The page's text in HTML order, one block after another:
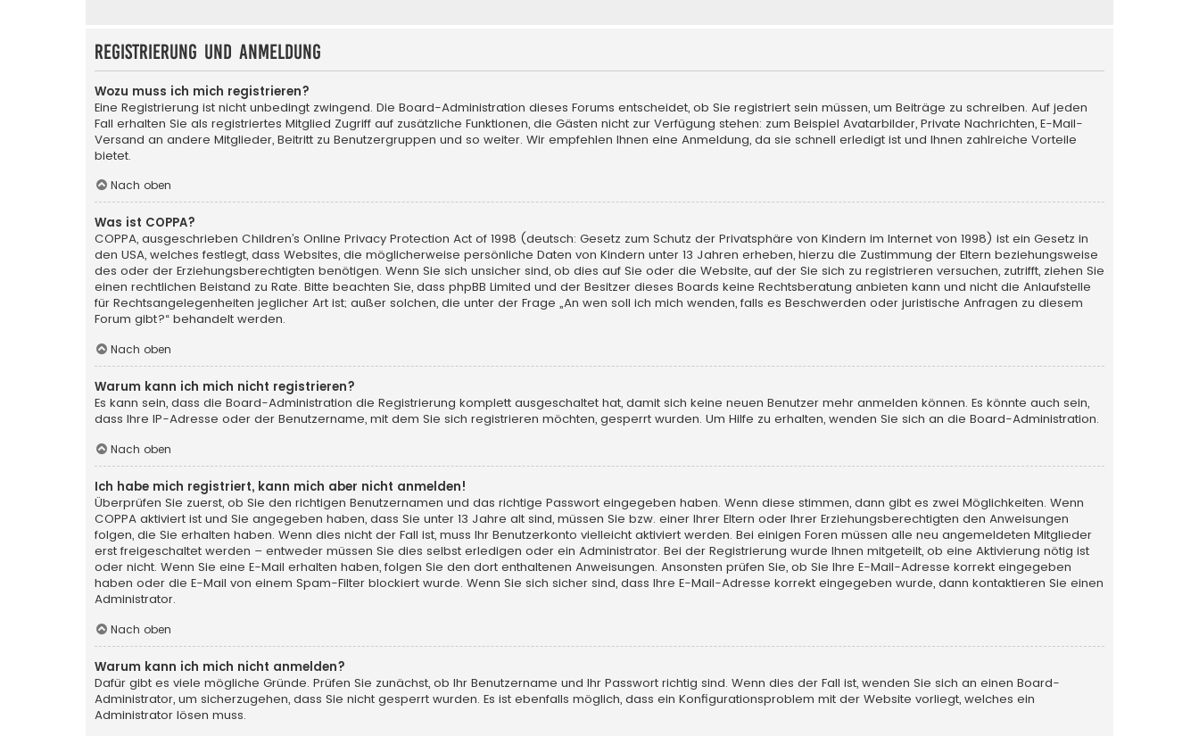
Registrierung und Anmeldung
Wozu muss ich mich registrieren?
Eine Registrierung ist nicht unbedingt zwingend. Die Board-Administration dieses Forums entscheidet, ob Sie registriert sein müssen, um Beiträge zu schreiben. Auf jeden
Fall erhalten Sie als registriertes Mitglied Zugriff auf zusätzliche Funktionen, die Gästen nicht zur Verfügung stehen: zum Beispiel Avatarbilder, Private Nachrichten, E-Mail-
Versand an andere Mitglieder, Beitritt zu Benutzergruppen und so weiter. Wir empfehlen Ihnen eine Anmeldung, da sie schnell erledigt ist und Ihnen zahlreiche Vorteile
bietet.
Nach oben
Was ist COPPA?
COPPA, ausgeschrieben Children’s Online Privacy Protection Act of 1998 (deutsch: Gesetz zum Schutz der Privatsphäre von Kindern im Internet von 1998) ist ein Gesetz in
den USA, welches festlegt, dass Websites, die möglicherweise persönliche Daten von Kindern unter 13 Jahren erheben, hierzu die Zustimmung der Eltern beziehungsweise
des oder der Erziehungsberechtigten benötigen. Wenn Sie sich unsicher sind, ob dies auf Sie oder die Website, auf der Sie sich zu registrieren versuchen, zutrifft, ziehen Sie
einen rechtlichen Beistand zu Rate. Bitte beachten Sie, dass phpBB Limited und der Besitzer dieses Boards keine Rechtsberatung anbieten kann und nicht die Anlaufstelle
für Rechtsangelegenheiten jeglicher Art ist; außer solchen, die unter der Frage „An wen soll ich mich wenden, falls es Beschwerden oder juristische Anfragen zu diesem
Forum gibt?“ behandelt werden.
Nach oben
Warum kann ich mich nicht registrieren?
Es kann sein, dass die Board-Administration die Registrierung komplett ausgeschaltet hat, damit sich keine neuen Benutzer mehr anmelden können. Es könnte auch sein,
dass Ihre IP-Adresse oder der Benutzername, mit dem Sie sich registrieren möchten, gesperrt wurden. Um Hilfe zu erhalten, wenden Sie sich an die Board-Administration.
Nach oben
Ich habe mich registriert, kann mich aber nicht anmelden!
Überprüfen Sie zuerst, ob Sie den richtigen Benutzernamen und das richtige Passwort eingegeben haben. Wenn diese stimmen, dann gibt es zwei Möglichkeiten. Wenn
COPPA aktiviert ist und Sie angegeben haben, dass Sie unter 13 Jahre alt sind, müssen Sie bzw. einer Ihrer Eltern oder Ihrer Erziehungsberechtigten den Anweisungen
folgen, die Sie erhalten haben. Wenn dies nicht der Fall ist, muss Ihr Benutzerkonto vielleicht aktiviert werden. Bei einigen Foren müssen alle neu angemeldeten Mitglieder
erst freigeschaltet werden – entweder müssen Sie dies selbst erledigen oder ein Administrator. Bei der Registrierung wurde Ihnen mitgeteilt, ob eine Aktivierung nötig ist
oder nicht. Wenn Sie eine E-Mail erhalten haben, folgen Sie den dort enthaltenen Anweisungen. Ansonsten prüfen Sie, ob Sie Ihre E-Mail-Adresse korrekt eingegeben
haben oder die E-Mail von einem Spam-Filter blockiert wurde. Wenn Sie sich sicher sind, dass Ihre E-Mail-Adresse korrekt eingegeben wurde, dann kontaktieren Sie einen
Administrator.
Nach oben
Warum kann ich mich nicht anmelden?
Dafür gibt es viele mögliche Gründe. Prüfen Sie zunächst, ob Ihr Benutzername und Ihr Passwort richtig sind. Wenn dies der Fall ist, wenden Sie sich an einen Board-
Administrator, um sicherzugehen, dass Sie nicht gesperrt wurden. Es ist ebenfalls möglich, dass ein Konfigurationsproblem mit der Website vorliegt, welches ein
Administrator lösen muss.